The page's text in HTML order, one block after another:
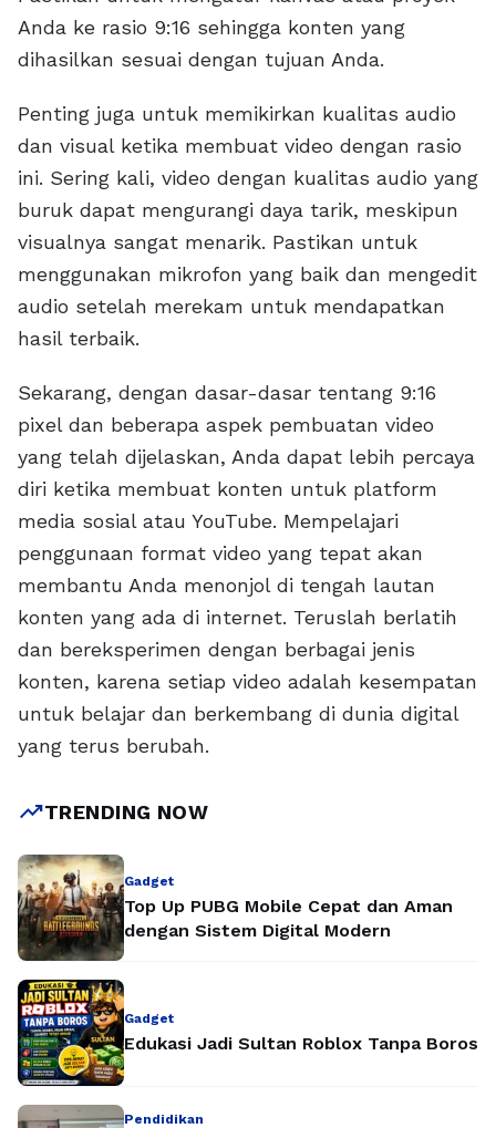
Anda ke rasio 9:16 sehingga konten yang
dihasilkan sesuai dengan tujuan Anda.
Penting juga untuk memikirkan kualitas audio
dan visual ketika membuat video dengan rasio
ini. Sering kali, video dengan kualitas audio yang
buruk dapat mengurangi daya tarik, meskipun
visualnya sangat menarik. Pastikan untuk
menggunakan mikrofon yang baik dan mengedit
audio setelah merekam untuk mendapatkan
hasil terbaik.
Sekarang, dengan dasar-dasar tentang 9:16
pixel dan beberapa aspek pembuatan video
yang telah dijelaskan, Anda dapat lebih percaya
diri ketika membuat konten untuk platform
media sosial atau YouTube. Mempelajari
penggunaan format video yang tepat akan
membantu Anda menonjol di tengah lautan
konten yang ada di internet. Teruslah berlatih
dan bereksperimen dengan berbagai jenis
konten, karena setiap video adalah kesempatan
untuk belajar dan berkembang di dunia digital
yang terus berubah.
trending_upTRENDING NOW
Gadget
Top Up PUBG Mobile Cepat dan Aman
dengan Sistem Digital Modern
Gadget
Edukasi Jadi Sultan Roblox Tanpa Boros
Pendidikan